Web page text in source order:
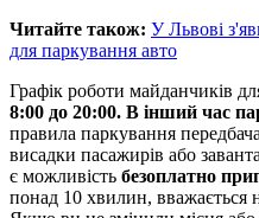
Читайте також: У Львові
для паркування авто
Графік роботи майданчиків
8:00 до 20:00. В інший час
правила паркування
висадки пасажирів або
є можливість безоплатно
понад 10 хвилин, вважається